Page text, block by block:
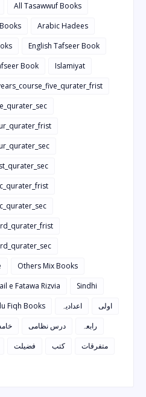
All Tasawwuf Books
Arabic Hadees
English Tafseer Book
Book
Islamiyat
Others Mix Books
e Fatawa Rizvia
Sindhi
Fiqh Books اعدادیہ
اولی
درس نظامی
رابعہ
فضیلت کتب
متفرقات